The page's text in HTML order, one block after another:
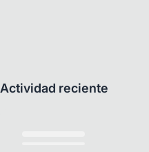
Actividad reciente